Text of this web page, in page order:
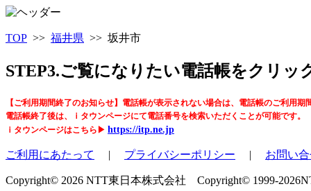
TOP >> 福井県 >> 坂井市
STEP3.ご覧になりたい電話帳をクリッ
【ご利用期間終了のお知らせ】電話帳が表示されない場合は、電話帳のご利用期
電話帳終了後は、ｉタウンページにて電話番号を検索いただくことが可能です。
ｉタウンページはこちら▶ https://itp.ne.jp
ご利用にあたって | プライバシーポリシー | お問い
Copyright© 2026 NTT東日本株式会社 Copyright© 1999-